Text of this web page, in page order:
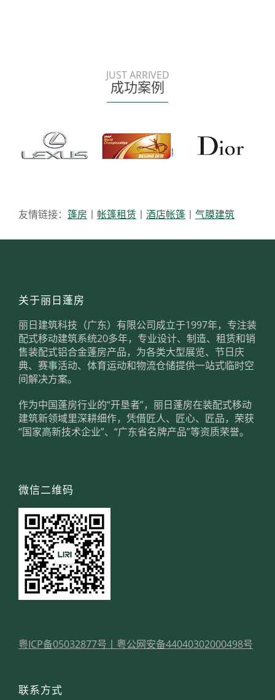
JUST ARRIVED
成功案例
友情链接： 篷房 丨 帐篷租赁 丨 酒店帐篷 丨 气膜建筑
关于丽日蓬房
丽日建筑科技（广东）有限公司成立于1997年，专注装
配式移动建筑系统20多年，专业设计、制造、租赁和销
售装配式铝合金蓬房产品，为各类大型展览、节日庆
典、赛事活动、体育运动和物流仓储提供一站式临时空
间解决方案。
作为中国蓬房行业的“开垦者”，丽日蓬房在装配式移动
建筑新领域里深耕细作，凭借匠人、匠心、匠品，荣获
“国家高新技术企业”、“广东省名牌产品”等资质荣誉。
微信二维码
粤ICP备05032877号 丨 粤公网安备44040302000498号
联系方式